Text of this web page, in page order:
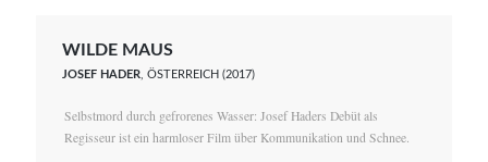
WILDE MAUS
JOSEF HADER , ÖSTERREICH (2017)
Selbstmord durch gefrorenes Wasser: Josef Haders Debüt als
Regisseur ist ein harmloser Film über Kommunikation und Schnee.